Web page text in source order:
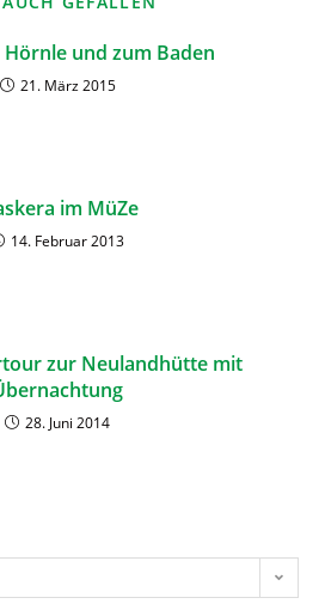
und zum Baden
21. März 2015
im MüZe
14. Februar 2013
zur Neulandhütte mit
28. Juni 2014